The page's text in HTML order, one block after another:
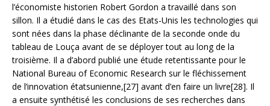
l’économiste historien Robert Gordon a travaillé dans son
sillon. Il a étudié dans le cas des Etats-Unis les technologies qui
sont nées dans la phase déclinante de la seconde onde du
tableau de Louça avant de se déployer tout au long de la
troisième. Il a d’abord publié une étude retentissante pour le
National Bureau of Economic Research sur le fléchissement
de l’innovation étatsunienne,[27] avant d’en faire un livre[28]. Il
a ensuite synthétisé les conclusions de ses recherches dans